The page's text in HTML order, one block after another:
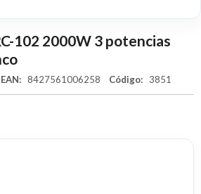
102 2000W 3 potencias
EAN: 8427561006258 Código: 3851